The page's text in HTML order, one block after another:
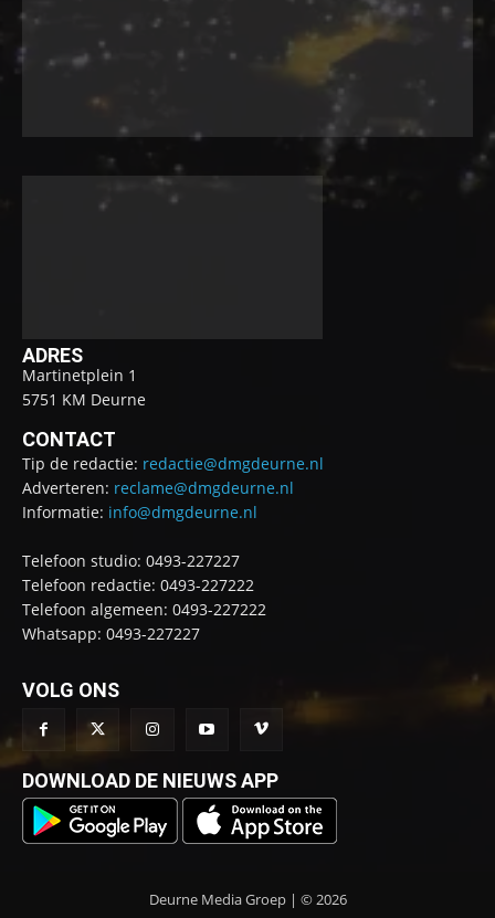
ADRES
Martinetplein 1
5751 KM Deurne
CONTACT
Tip de redactie: redactie@dmgdeurne.nl
Adverteren: reclame@dmgdeurne.nl
Informatie: info@dmgdeurne.nl
Telefoon studio: 0493-227227
Telefoon redactie: 0493-227222
Telefoon algemeen: 0493-227222
Whatsapp: 0493-227227
VOLG ONS
DOWNLOAD DE NIEUWS APP
Deurne Media Groep | © 2026